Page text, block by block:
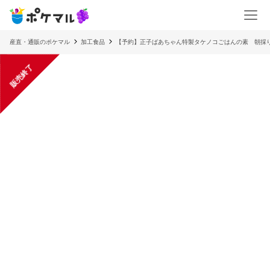
産直・通販のポケマル 加工食品 【予約】正子ばあちゃん特製タケノコごはんの素 朝採
販売終了